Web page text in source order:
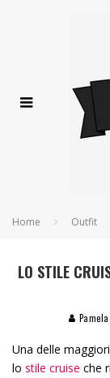
Home Outfit
LO STILE
Una delle
lo stile cruise che